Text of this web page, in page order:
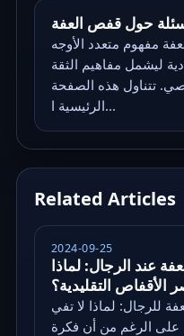
حول قفص العفة
مفهوم متعدد الأوجه
ليشمل مفاهيم الثقة
تتناول هذه الصفحة
الرئيسية ا...
Related Articles
2024-09-25
عند الرجال: لماذا
الأقفاص التقليدية؟
للرجال: لماذا لا تفي
على الرغم من أن فكرة